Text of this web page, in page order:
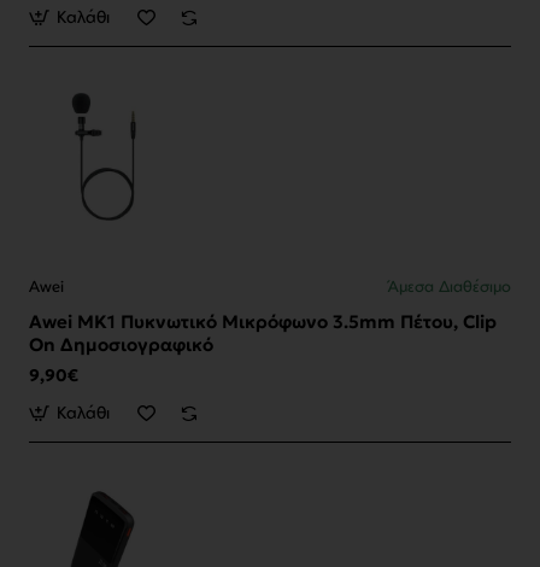
Καλάθι
Awei Άμεσα Διαθέσιμο
Awei MK1 Πυκνωτικό Μικρόφωνο 3.5mm Πέτου, Clip
On Δημοσιογραφικό
9,90€
Καλάθι